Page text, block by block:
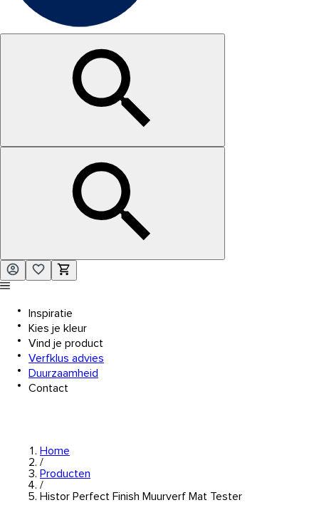
Inspiratie
Kies je kleur
Vind je product
Verfklus advies
Duurzaamheid
Contact
Home
/
Producten
/
Histor Perfect Finish Muurverf Mat Tester